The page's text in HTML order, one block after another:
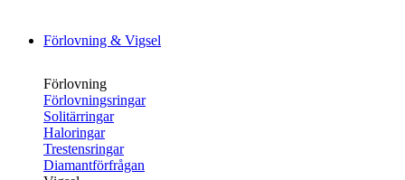
Förlovning & Vigsel
Förlovning
Förlovningsringar
Solitärringar
Haloringar
Trestensringar
Diamantförfrågan